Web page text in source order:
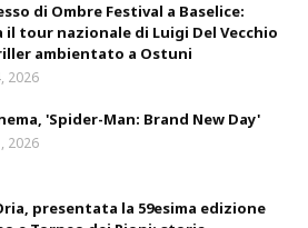
di Ombre Festival a Baselice:
tour nazionale di Luigi Del Vecchio
ambientato a Ostuni
2026
'Spider-Man: Brand New Day'
2026
presentata la 59esima edizione